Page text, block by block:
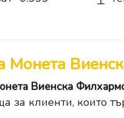
Монета
Виенска
за клиенти, които